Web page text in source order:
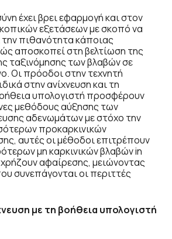
έχει βρει εφαρμογή και στον
εξετάσεων με σκοπό να
την πιθανότητα κάποιας
αποσκοπεί στη βελτίωση της
ταξινόμησης των βλαβών σε
Οι πρόοδοι στην τεχνητή
στην ανίχνευση και τη
υπολογιστή προσφέρουν
μεθόδους αύξησης των
αδενωμάτων με στόχο την
προκαρκινικών
αυτές οι μέθοδοι επιτρέπουν
μη καρκινικών βλαβών in
αφαίρεσης, μειώνοντας
συνεπάγονται οι περιττές
με τη βοήθεια υπολογιστή